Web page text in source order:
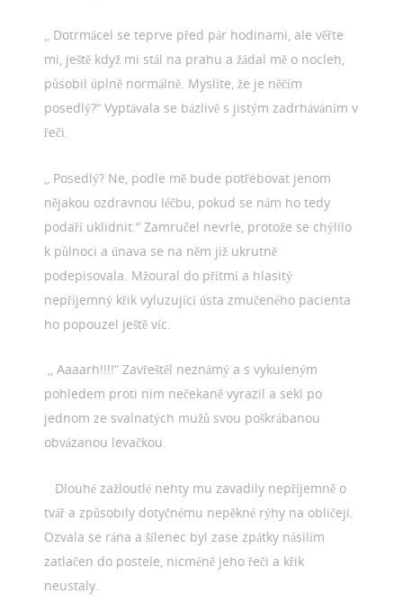
,, Dotrmácel se teprve před pár hodinami, ale věřte
mi, ještě když mi stál na prahu a žádal mě o nocleh,
působil úplně normálně. Myslíte, že je něčím
posedlý?“ Vyptávala se bázlivě s jistým zadrháváním v
řeči.
,, Posedlý? Ne, podle mě bude potřebovat jenom
nějakou ozdravnou léčbu, pokud se nám ho tedy
podaří uklidnit.“ Zamručel nevrle, protože se chýlilo
k půlnoci a únava se na něm již ukrutně
podepisovala. Mžoural do přítmí a hlasitý
nepříjemný křik vyluzující ústa zmučeného pacienta
ho popouzel ještě víc.
,, Aaaarh!!!!“ Zavřeštěl neznámý a s vykuleným
pohledem proti nim nečekaně vyrazil a sekl po
jednom ze svalnatých mužů svou poškrábanou
obvázanou levačkou.
Dlouhé zažloutlé nehty mu zavadily nepříjemně o
tvář a způsobily dotyčnému nepěkné rýhy na obličeji.
Ozvala se rána a šílenec byl zase zpátky násilím
zatlačen do postele, nicméně jeho řeči a křik
neustaly.